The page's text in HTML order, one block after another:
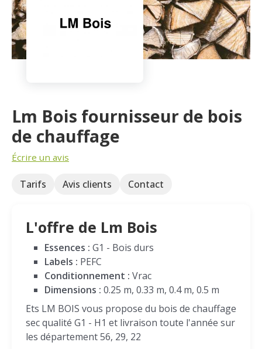
BLOG
ESPACE PRO
Lm Bois fournisseur de bois
de chauffage
Écrire un avis
Tarifs Avis clients Contact
L'offre de Lm Bois
Essences : G1 - Bois durs
Labels : PEFC
Conditionnement : Vrac
Dimensions : 0.25 m, 0.33 m, 0.4 m, 0.5 m
Ets LM BOIS vous propose du bois de chauffage
sec qualité G1 - H1 et livraison toute l'année sur
les département 56, 29, 22